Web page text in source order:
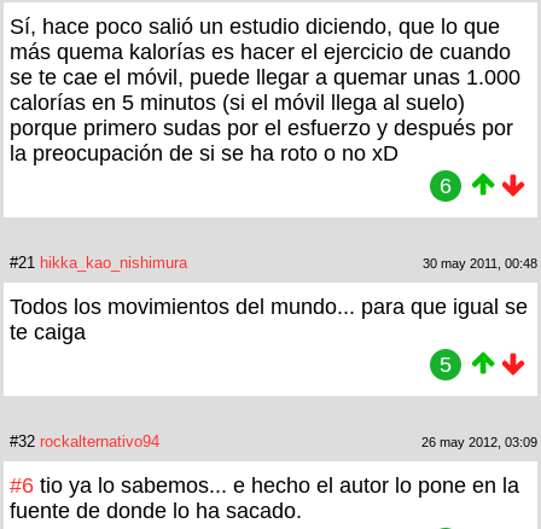
Sí, hace poco salió un estudio diciendo, que lo que
más quema kalorías es hacer el ejercicio de cuando
se te cae el móvil, puede llegar a quemar unas 1.000
calorías en 5 minutos (si el móvil llega al suelo)
porque primero sudas por el esfuerzo y después por
la preocupación de si se ha roto o no xD
6
#21 hikka_kao_nishimura 30 may 2011, 00:48
Todos los movimientos del mundo... para que igual se
te caiga
5
#32 rockalternativo94 26 may 2012, 03:09
#6 tio ya lo sabemos... e hecho el autor lo pone en la
fuente de donde lo ha sacado.